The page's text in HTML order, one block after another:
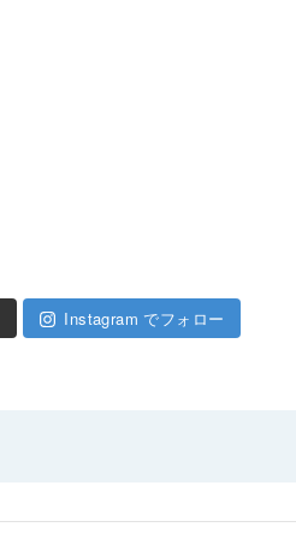
Instagram でフォロー